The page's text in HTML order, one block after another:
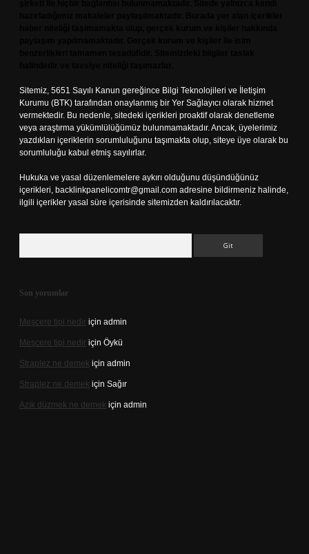
Sitemiz, 5651 Sayılı Kanun gereğince Bilgi Teknolojileri ve İletişim
Kurumu (BTK) tarafından onaylanmış bir Yer Sağlayıcı olarak hizmet
vermektedir. Bu nedenle, sitedeki içerikleri proaktif olarak denetleme
veya araştırma yükümlülüğümüz bulunmamaktadır. Ancak, üyelerimiz
yazdıkları içeriklerin sorumluluğunu taşımakta olup, siteye üye olarak bu
sorumluluğu kabul etmiş sayılırlar.
Hukuka ve yasal düzenlemelere aykırı olduğunu düşündüğünüz
içerikleri, backlinkpanelicomtr@gmail.com adresine bildirmeniz halinde,
ilgili içerikler yasal süre içerisinde sitemizden kaldırılacaktır.
Son yorumlar
Meşcere tipi nedir için admin
Meşcere tipi nedir için Öykü
Straplez ne demek için admin
Straplez ne demek için Sağır
Azık düzmek ne demek için admin